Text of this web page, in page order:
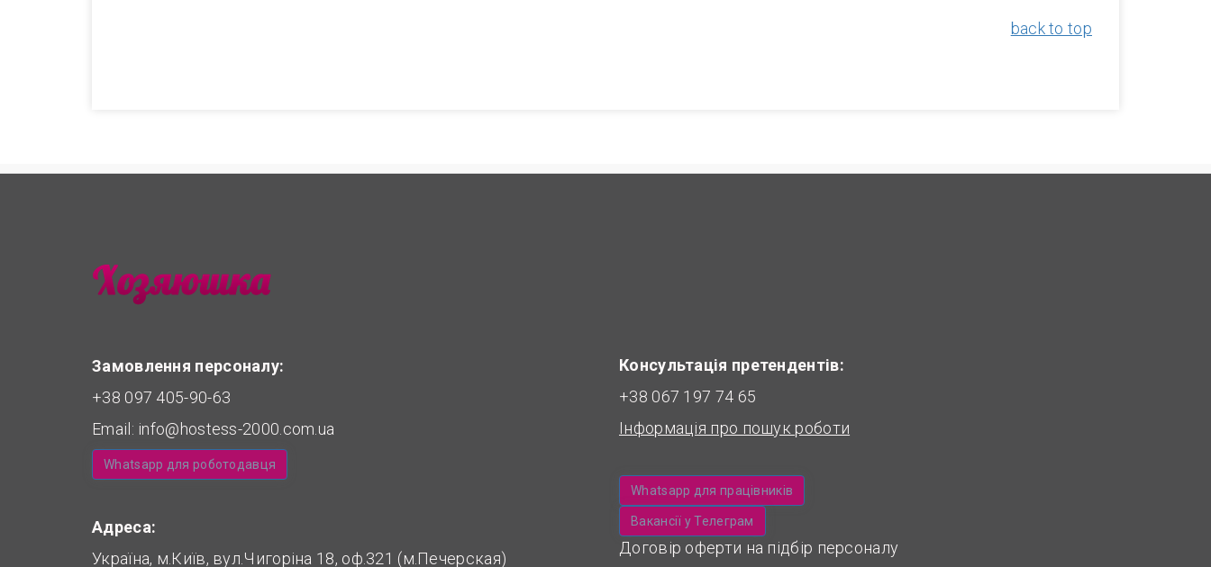
back to top
Замовлення персоналу:
+38 097 405-90-63
Email: info@hostess-2000.com.ua
Whatsapp для роботодавця
Адреса:
Україна, м.Київ, вул.Чигоріна 18, оф.321 (м.Печерская)
Консультація претендентів:
+38 067 197 74 65
Інформація про пошук роботи
Whatsapp для працівників
Вакансії у Телеграм
Договір оферти на підбір персоналу